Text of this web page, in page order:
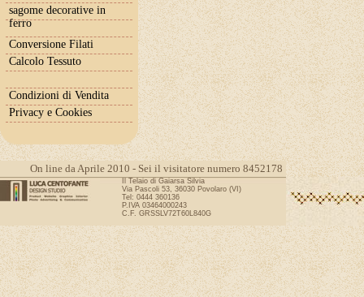
sagome decorative in
ferro
Conversione Filati
Calcolo Tessuto
Condizioni di Vendita
Privacy e Cookies
On line da Aprile 2010 - Sei il visitatore numero 8452178
Il Telaio di Gaiarsa Silvia
Via Pascoli 53, 36030 Povolaro (VI)
Tel: 0444 360136
P.IVA 03464000243
C.F. GRSSLV72T60L840G